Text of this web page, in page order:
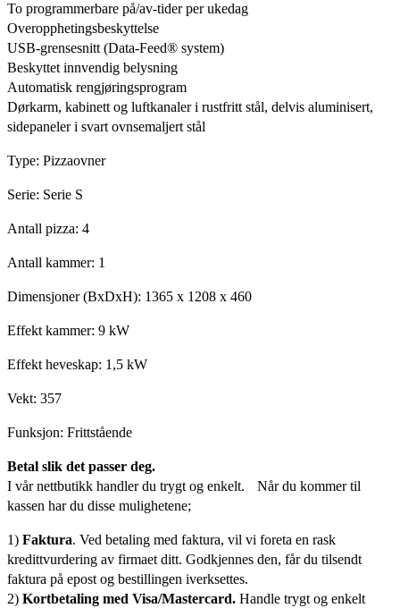
To programmerbare på/av-tider per ukedag
Overopphetingsbeskyttelse
USB-grensesnitt (Data-Feed® system)
Beskyttet innvendig belysning
Automatisk rengjøringsprogram
Dørkarm, kabinett og luftkanaler i rustfritt stål, delvis aluminisert,
sidepaneler i svart ovnsemaljert stål
Type: Pizzaovner
Serie: Serie S
Antall pizza: 4
Antall kammer: 1
Dimensjoner (BxDxH): 1365 x 1208 x 460
Effekt kammer: 9 kW
Effekt heveskap: 1,5 kW
Vekt: 357
Funksjon: Frittstående
Betal slik det passer deg.
I vår nettbutikk handler du trygt og enkelt. Når du kommer til
kassen har du disse mulighetene;
1) Faktura. Ved betaling med faktura, vil vi foreta en rask
kredittvurdering av firmaet ditt. Godkjennes den, får du tilsendt
faktura på epost og bestillingen iverksettes.
2) Kortbetaling med Visa/Mastercard. Handle trygt og enkelt